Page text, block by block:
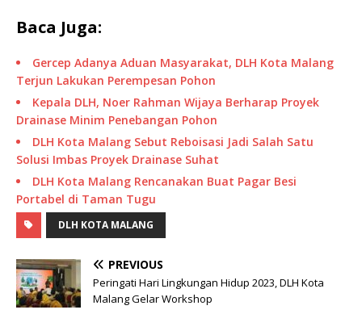
Baca Juga:
Gercep Adanya Aduan Masyarakat, DLH Kota Malang
Terjun Lakukan Perempesan Pohon
Kepala DLH, Noer Rahman Wijaya Berharap Proyek
Drainase Minim Penebangan Pohon
DLH Kota Malang Sebut Reboisasi Jadi Salah Satu
Solusi Imbas Proyek Drainase Suhat
DLH Kota Malang Rencanakan Buat Pagar Besi
Portabel di Taman Tugu
DLH KOTA MALANG
PREVIOUS
Peringati Hari Lingkungan Hidup 2023, DLH Kota
Malang Gelar Workshop